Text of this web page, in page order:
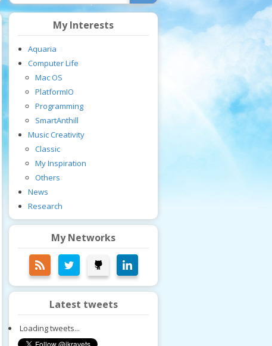
My Interests
Aquaria
Computer Life
Mac OS
PlatformIO
Programming
SmartAnthill
Music Creativity
Classic
My Inspiration
Others
News
Research
My Networks
Latest tweets
Loading tweets...